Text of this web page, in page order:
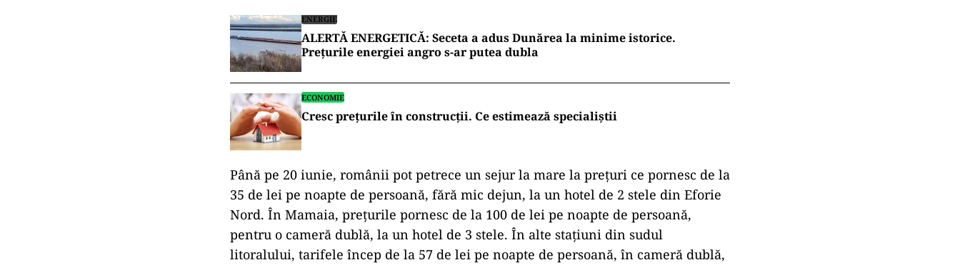
ENERGIE
ALERTĂ ENERGETICĂ: Seceta a adus Dunărea la minime istorice.
Prețurile energiei angro s-ar putea dubla
ECONOMIE
Cresc preţurile în construcții. Ce estimează specialiștii
Până pe 20 iunie, românii pot petrece un sejur la mare la prețuri ce pornesc de la
35 de lei pe noapte de persoană, fără mic dejun, la un hotel de 2 stele din Eforie
Nord. În Mamaia, prețurile pornesc de la 100 de lei pe noapte de persoană,
pentru o cameră dublă, la un hotel de 3 stele. În alte stațiuni din sudul
litoralului, tarifele încep de la 57 de lei pe noapte de persoană, în cameră dublă,